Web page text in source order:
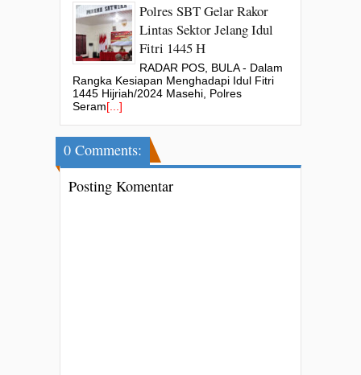
Polres SBT Gelar Rakor
Lintas Sektor Jelang Idul
Fitri 1445 H
RADAR POS, BULA - Dalam
Rangka Kesiapan Menghadapi Idul Fitri
1445 Hijriah/2024 Masehi, Polres
Seram[...]
0 Comments:
Posting Komentar